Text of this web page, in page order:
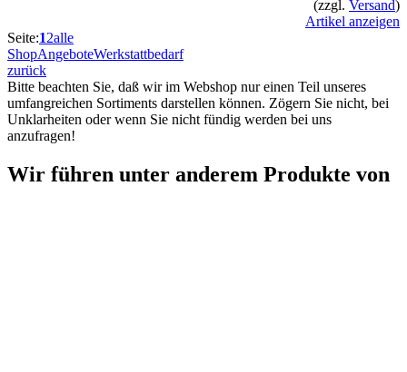
(zzgl. Versand)
Artikel anzeigen
Seite:12alle
ShopAngeboteWerkstattbedarf
zurück
Bitte beachten Sie, daß wir im Webshop nur einen Teil unseres
umfangreichen Sortiments darstellen können. Zögern Sie nicht, bei
Unklarheiten oder wenn Sie nicht fündig werden bei uns
anzufragen!
Wir führen unter anderem Produkte von